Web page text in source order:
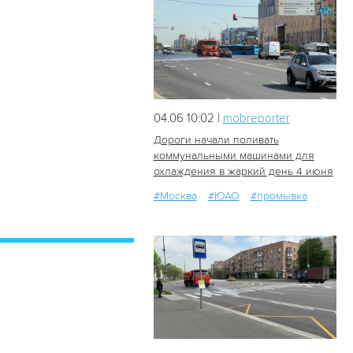
04.06 10:02 | mobreporter
Дороги начали поливать
коммунальными машинами для
охлаждения в жаркий день 4 июня
#Москва
#ЮАО #промывка